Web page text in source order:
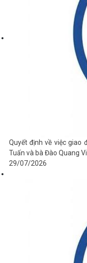
Quyết định về việc giao
Tuấn và bà Đào Quang
29/07/2026